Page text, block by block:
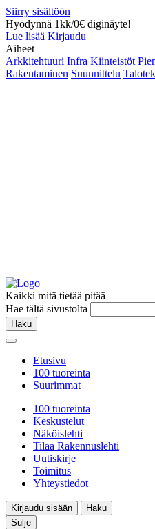
Siirry sisältöön
Hyödynnä 1kk/0€ diginäyte!
Lue lisää Kirjaudu
Aiheet
Arkkitehtuuri Infra Kiinteistöt
Rakentaminen Suunnittelu
Kaikki mitä tietää pitää
Hae tältä sivustolta
Haku
Etusivu
100 tuoreinta
Suurimmat
100 tuoreinta
Keskustelut
Näköislehti
Tilaa Rakennuslehti
Uutiskirje
Toimitus
Yhteystiedot
Kirjaudu sisään
Haku
Sulje